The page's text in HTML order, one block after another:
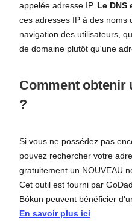
appelée adresse IP. Le DNS
ces adresses IP à des noms
navigation des utilisateurs,
de domaine plutôt qu'une
Comment obtenir
?
Si vous ne possédez pas
pouvez rechercher votre
gratuitement un NOUVEAU
Cet outil est fourni par
Bókun peuvent bénéficier
En savoir plus ici